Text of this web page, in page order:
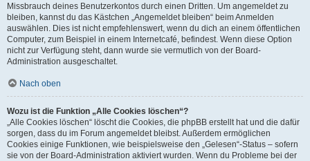
Missbrauch deines Benutzerkontos durch einen Dritten. Um angemeldet zu
bleiben, kannst du das Kästchen „Angemeldet bleiben“ beim Anmelden
auswählen. Dies ist nicht empfehlenswert, wenn du dich an einem öffentlichen
Computer, zum Beispiel in einem Internetcafé, befindest. Wenn diese Option
nicht zur Verfügung steht, dann wurde sie vermutlich von der Board-
Administration ausgeschaltet.
Nach oben
Wozu ist die Funktion „Alle Cookies löschen“?
„Alle Cookies löschen“ löscht die Cookies, die phpBB erstellt hat und die dafür
sorgen, dass du im Forum angemeldet bleibst. Außerdem ermöglichen
Cookies einige Funktionen, wie beispielsweise den „Gelesen“-Status – sofern
sie von der Board-Administration aktiviert wurden. Wenn du Probleme bei der